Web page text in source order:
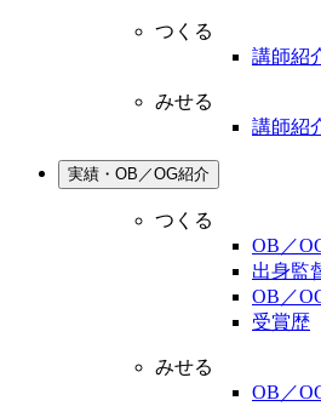
つくる
講師紹
みせる
講師紹
実績・OB／OG紹介
つくる
OB／
出身監
OB／
受賞歴
みせる
OB／